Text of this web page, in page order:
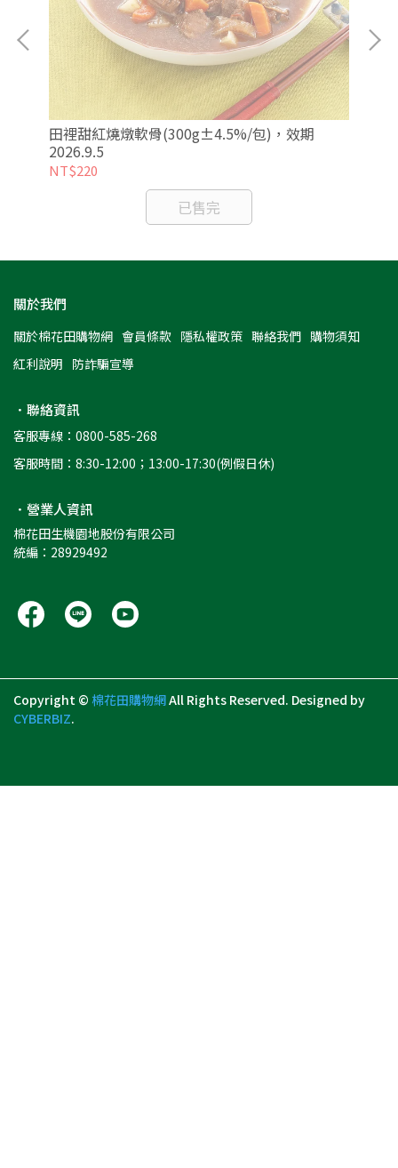
田裡甜紅燒燉軟骨(300g±4.5%/包)，效期
2026.9.5
NT$220
已售完
關於我們
關於棉花田購物網 會員條款 隱私權政策 聯絡我們 購物須知
紅利說明 防詐騙宣導
．聯絡資訊
客服專線：0800-585-268
客服時間：8:30-12:00；13:00-17:30(例假日休)
．營業人資訊
棉花田生機園地股份有限公司
統編：28929492
Copyright © 棉花田購物網All Rights Reserved. Designed by
CYBERBIZ.